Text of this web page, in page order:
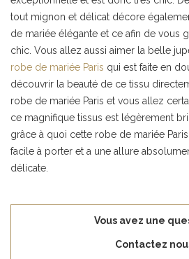
tout mignon et délicat décore
de mariée élégante et ce afin de vous
chic. Vous allez aussi aimer la belle
robe de mariée Paris qui est faite en
découvrir la beauté de ce tissu
robe de mariée Paris et vous allez
ce magnifique tissus est légèrement
grâce à quoi cette robe de mariée
facile à porter et a une allure
délicate.
Vous avez une
Contactez